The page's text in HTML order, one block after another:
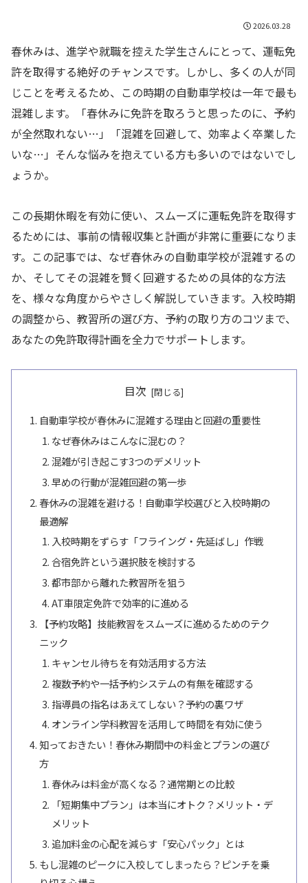
2026.03.28
春休みは、進学や就職を控えた学生さんにとって、運転免
許を取得する絶好のチャンスです。しかし、多くの人が同
じことを考えるため、この時期の自動車学校は一年で最も
混雑します。「春休みに免許を取ろうと思ったのに、予約
が全然取れない…」「混雑を回避して、効率よく卒業した
いな…」そんな悩みを抱えている方も多いのではないでし
ょうか。
この長期休暇を有効に使い、スムーズに運転免許を取得す
るためには、事前の情報収集と計画が非常に重要になりま
す。この記事では、なぜ春休みの自動車学校が混雑するの
か、そしてその混雑を賢く回避するための具体的な方法
を、様々な角度からやさしく解説していきます。入校時期
の調整から、教習所の選び方、予約の取り方のコツまで、
あなたの免許取得計画を全力でサポートします。
目次
自動車学校が春休みに混雑する理由と回避の重要性
なぜ春休みはこんなに混むの？
混雑が引き起こす3つのデメリット
早めの行動が混雑回避の第一歩
春休みの混雑を避ける！自動車学校選びと入校時期の
最適解
入校時期をずらす「フライング・先延ばし」作戦
合宿免許という選択肢を検討する
都市部から離れた教習所を狙う
AT車限定免許で効率的に進める
【予約攻略】技能教習をスムーズに進めるためのテク
ニック
キャンセル待ちを有効活用する方法
複数予約や一括予約システムの有無を確認する
指導員の指名はあえてしない？予約の裏ワザ
オンライン学科教習を活用して時間を有効に使う
知っておきたい！春休み期間中の料金とプランの選び
方
春休みは料金が高くなる？通常期との比較
「短期集中プラン」は本当にオトク？メリット・デ
メリット
追加料金の心配を減らす「安心パック」とは
もし混雑のピークに入校してしまったら？ピンチを乗